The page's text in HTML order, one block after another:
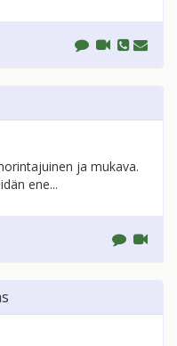
ja mukava.
ene...